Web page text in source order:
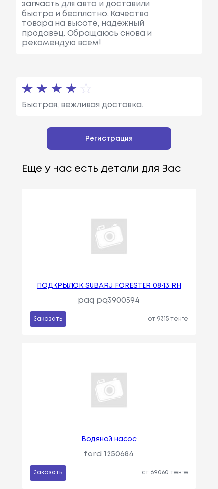
запчасть для авто и доставили
быстро и бесплатно. Качество
товара на высоте, надежный
продавец. Обращаюсь снова и
рекомендую всем!
Быстрая, вежливая доставка.
Регистрация
Еще у нас есть детали для Вас:
ПОДКРЫЛОК SUBARU FORESTER 08-13 RH
paq pq3900594
Заказать от 9315 тенге
Водяной насос
ford 1250684
Заказать от 69060 тенге